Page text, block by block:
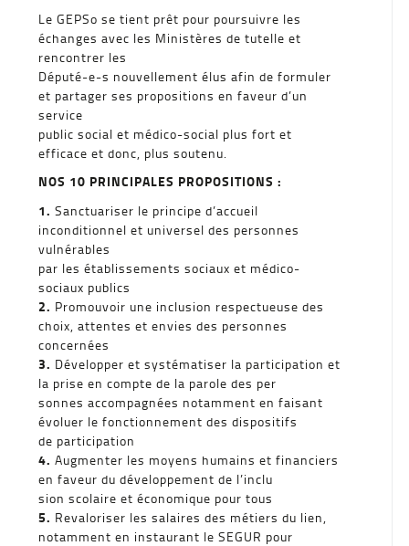
Le GEPSo se tient prêt pour poursuivre les
échanges avec les Ministères de tutelle et
rencontrer les
Député-e-s nouvellement élus afin de formuler
et partager ses propositions en faveur d’un
service
public social et médico-social plus fort et
efficace et donc, plus soutenu.
NOS 10 PRINCIPALES PROPOSITIONS :
1. Sanctuariser le principe d’accueil
inconditionnel et universel des personnes
vulnérables
par les établissements sociaux et médico-
sociaux publics
2. Promouvoir une inclusion respectueuse des
choix, attentes et envies des personnes
concernées
3. Développer et systématiser la participation et
la prise en compte de la parole des per
sonnes accompagnées notamment en faisant
évoluer le fonctionnement des dispositifs
de participation
4. Augmenter les moyens humains et financiers
en faveur du développement de l’inclu
sion scolaire et économique pour tous
5. Revaloriser les salaires des métiers du lien,
notamment en instaurant le SEGUR pour